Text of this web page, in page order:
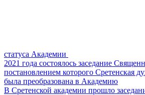
статуса Академии
2021 года состоялось заседание
постановлением которого Сретенская
была преобразована в Академию
В Сретенской академии прошло